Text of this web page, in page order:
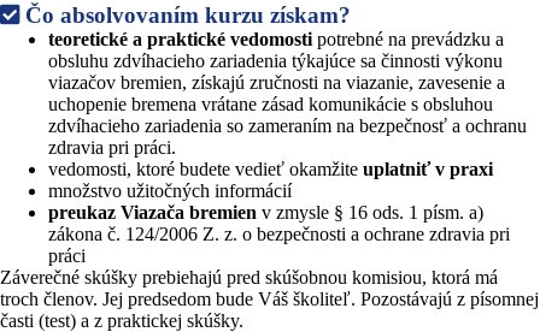
Čo absolvovaním kurzu získam?
teoretické a praktické vedomosti potrebné na prevádzku a
obsluhu zdvíhacieho zariadenia týkajúce sa činnosti výkonu
viazačov bremien, získajú zručnosti na viazanie, zavesenie a
uchopenie bremena vrátane zásad komunikácie s obsluhou
zdvíhacieho zariadenia so zameraním na bezpečnosť a ochranu
zdravia pri práci.
vedomosti, ktoré budete vedieť okamžite uplatniť v praxi
množstvo užitočných informácií
preukaz Viazača bremien v zmysle § 16 ods. 1 písm. a)
zákona č. 124/2006 Z. z. o bezpečnosti a ochrane zdravia pri
práci
Záverečné skúšky prebiehajú pred skúšobnou komisiou, ktorá má
troch členov. Jej predsedom bude Váš školiteľ. Pozostávajú z písomnej
časti (test) a z praktickej skúšky.